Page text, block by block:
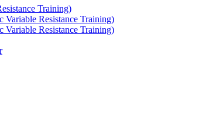
Training)
Resistance Training)
Resistance Training)